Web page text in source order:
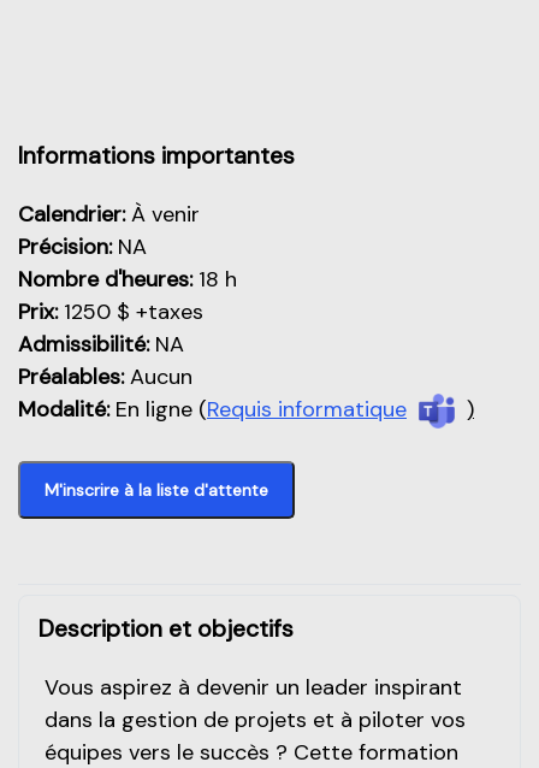
Informations importantes
Calendrier:À venir
Précision:NA
Nombre d'heures:18 h
Prix: 1250 $ +taxes
Admissibilité:NA
Préalables:Aucun
Modalité:En ligne (Requis informatique )
M'inscrire à la liste d'attente
Description et objectifs
Vous aspirez à devenir un leader inspirant
dans la gestion de projets et à piloter vos
équipes vers le succès ? Cette formation